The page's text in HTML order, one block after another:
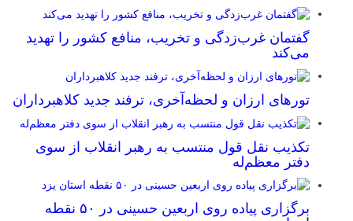
گفتمان غرب‌زدگی و تخریب، منافع کشور را تهدید
می‌کند
تورهای ارزان و لحظه‌آخری، ترفند جدید کلاهبرداران
تکذیب نقل قول منتسب به رهبر انقلاب از سوی
دفتر معظم‌له
برگزاری پیاده روی اربعین حسینی در ۵۰ نقطه